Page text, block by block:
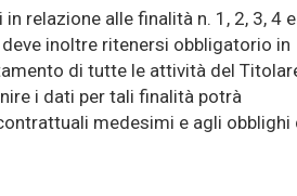
relazione alle finalità n. 1, 2, 3, 4
inoltre ritenersi obbligatorio in
di tutte le attività del
i dati per tali finalità potrà
medesimi e agli obblighi